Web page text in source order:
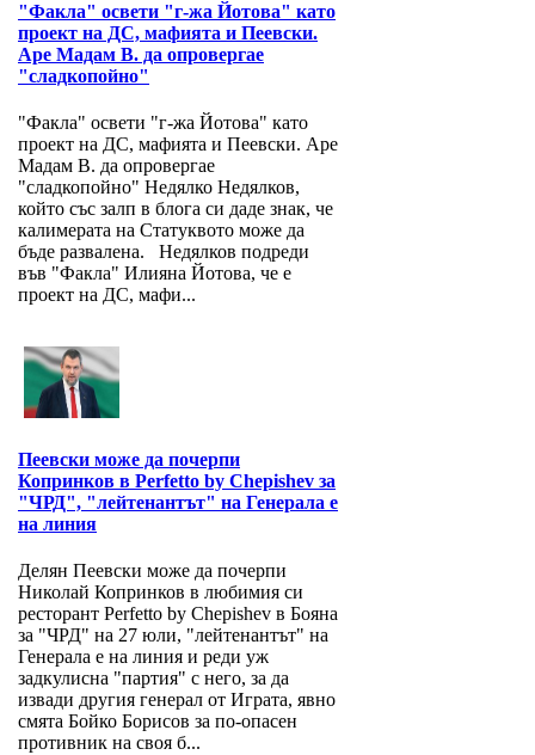
"Факла" освети "г-жа Йотова" като
проект на ДС, мафията и Пеевски.
Аре Мадам В. да опровергае
"сладкопойно"
"Факла" освети "г-жа Йотова" като
проект на ДС, мафията и Пеевски. Аре
Мадам В. да опровергае
"сладкопойно" Недялко Недялков,
който със залп в блога си даде знак, че
калимерата на Статуквото може да
бъде развалена. Недялков подреди
във "Факла" Илияна Йотова, че е
проект на ДС, мафи...
Пеевски може да почерпи
Копринков в Perfetto by Chepishev за
"ЧРД", "лейтенантът" на Генерала е
на линия
Делян Пеевски може да почерпи
Николай Копринков в любимия си
ресторант Perfetto by Chepishev в Бояна
за "ЧРД" на 27 юли, "лейтенантът" на
Генерала е на линия и реди уж
задкулисна "партия" с него, за да
извади другия генерал от Играта, явно
смята Бойко Борисов за по-опасен
противник на своя б...